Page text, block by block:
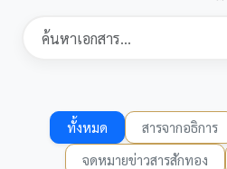
ทั้งหมด สารจากอธิการ
จดหมายข่าวสารสักทอง